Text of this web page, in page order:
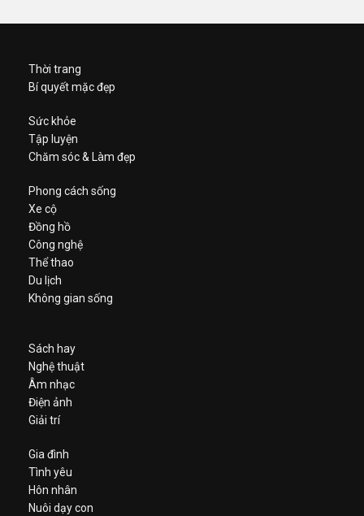
Thời trang
Bí quyết mặc đẹp
Sức khỏe
Tập luyện
Chăm sóc & Làm đẹp
Phong cách sống
Xe cộ
Đồng hồ
Công nghệ
Thể thao
Du lịch
Không gian sống
Sách hay
Nghệ thuật
Âm nhạc
Điện ảnh
Giải trí
Gia đình
Tình yêu
Hôn nhân
Nuôi dạy con